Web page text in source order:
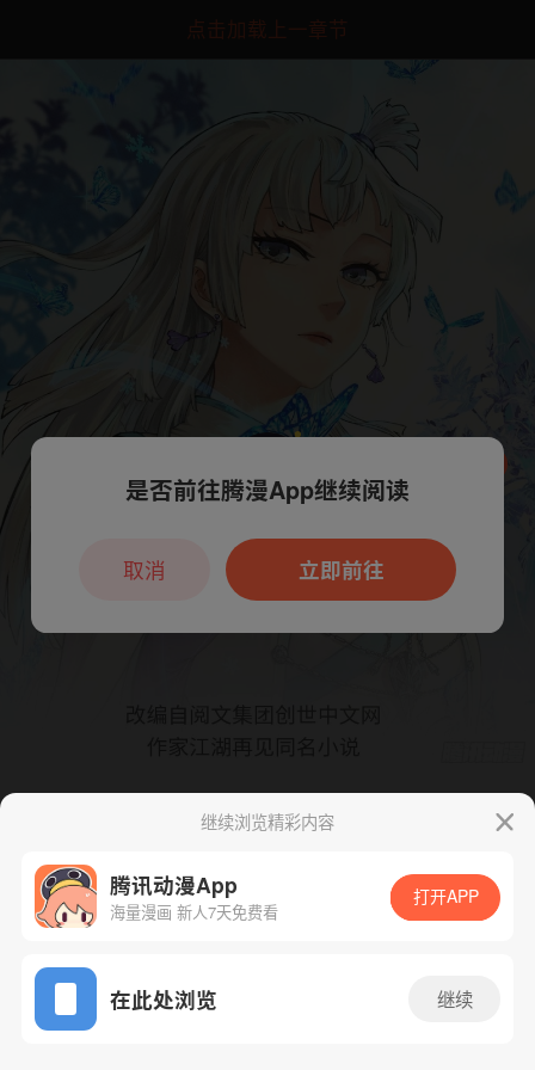
点击加载上一章节
App免费看
腾漫App免费看
继续浏览精彩内容
腾讯动漫App
海量漫画 新人7天免费看
打开APP
在此处浏览 继续
本章节仅支持App阅读，可打开App新用
户7天免费看
是否前往腾漫App继续阅读
立即前往
取消